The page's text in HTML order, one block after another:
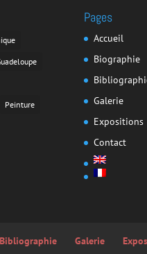
Peinture
Pages
Accueil
Biographie
Galerie
Expositions
Contact
Bibliographie Galerie